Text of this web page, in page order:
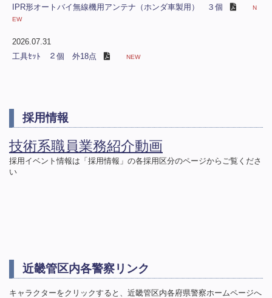
IPR形オートバイ無線機用アンテナ（ホンダ車製用） ３個
N
EW
2026.07.31
工具ｾｯﾄ ２個 外18点
NEW
2026.07.31
2026.07.30
脱落防止用コード 300個
採用情報
技術系職員業務紹介動画
採用イベント情報は「採用情報」の各採用区分のページからご覧くださ
い
近畿管区内各警察リンク
キャラクターをクリックすると、近畿管区内各府県警察ホームページへ